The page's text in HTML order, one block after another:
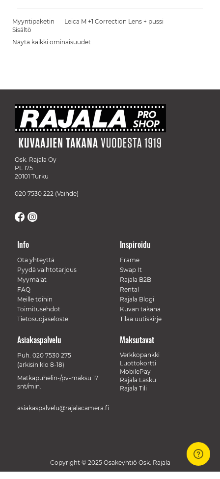
Myyntipaketin
Sisältö
Leica M +1 Correction Lens + pussi
Näytä kaikki ominaisuudet
Osk. Rajala Oy
PL 175
20101 Turku
020 7530 222 (Vaihde)
Info
Ota yhteyttä
Pyydä vaihtotarjous
Myymälät
FAQ
Meille töihin
Toimitusehdot
Tietosuojaseloste
Inspiroidu
Frame
Swap It
Rajala B2B
Rental
Rajala Blogi
Kuvan takana
Tilaa uutiskirje
Maksutavat
Verkkopankki
Luottokortti
MobilePay
Rajala Lasku
Rajala Tili
Asiakaspalvelu
Puh. 020 7530 275
(arkisin klo 8-18)
Matkapuhelin-/pv-maksu 17
snt/min.
asiakaspalvelu@rajalacamera.fi
Copyright © 2025 Osakeyhtiö Osk. Rajala